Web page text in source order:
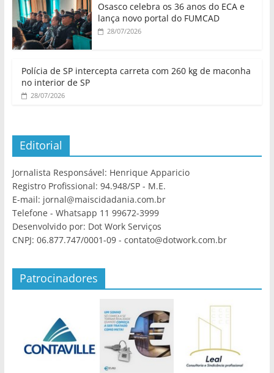
Osasco celebra os 36 anos do ECA e
lança novo portal do FUMCAD
28/07/2026
Polícia de SP intercepta carreta com 260 kg de maconha
no interior de SP
28/07/2026
Editorial
Jornalista Responsável: Henrique Apparicio
Registro Profissional: 94.948/SP - M.E.
E-mail: jornal@maiscidadania.com.br
Telefone - Whatsapp 11 99672-3999
Desenvolvido por: Dot Work Serviços
CNPJ: 06.877.747/0001-09 - contato@dotwork.com.br
Patrocinadores